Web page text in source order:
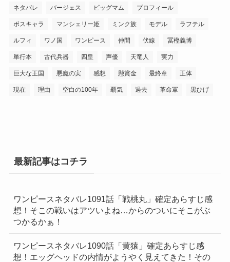
ネタバレ バージェス ビッグマム プロフィール
ボスキャラ マンシェリー姫 ミンク族 モデル ラフテル
ルフィ ワノ国 ワンピース 仲間 伏線 冨樫義博
単行本 古代兵器 四皇 声優 天竜人 実力
巨大な王国 悪魔の実 感想 懸賞金 最終章 正体
現在 理由 空白の100年 覇気 過去 革命軍 黒ひげ
最新記事はコチラ
ワンピースネタバレ1091話「戦桃丸」確定あらすじ感
想！そこの戦いはアツいよね…からのついにそこがぶ
つかるかぁ！
ワンピースネタバレ1090話「黄猿」確定あらすじ感
想！エッグヘッドの内情がようやく見えてきた！その